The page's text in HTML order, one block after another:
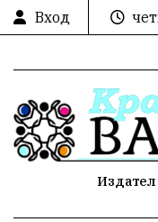
Вход